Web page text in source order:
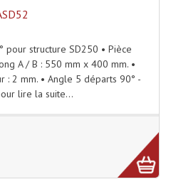
VSR (capot En L)
Mousses, Liquid
À Brouillard
pour structure SD250 • Pièce
A / B : 550 mm x 400 mm. •
: 2 mm. • Angle 5 départs 90° -
lire la suite...